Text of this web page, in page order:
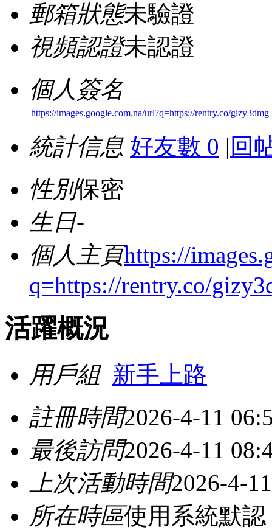
郵箱狀態未驗證
視頻認證未認證
個人簽名
https://images.google.com.na/url?q=https://rentry.co/gizy3dmg
統計信息 好友數 0 | 回
性別保密
生日-
個人主頁https://
q=https://rentry.co/
活躍概況
用戶組 新手上路
註冊時間2026-4-11
最後訪問2026-4-11
上次活動時間2026-4-
所在時區使用系統默認